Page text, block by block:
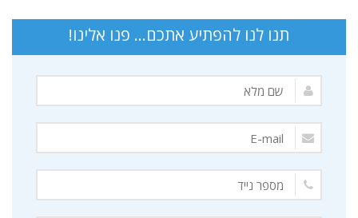
תנו לנו להפתיע אתכם... פנו אלינו!